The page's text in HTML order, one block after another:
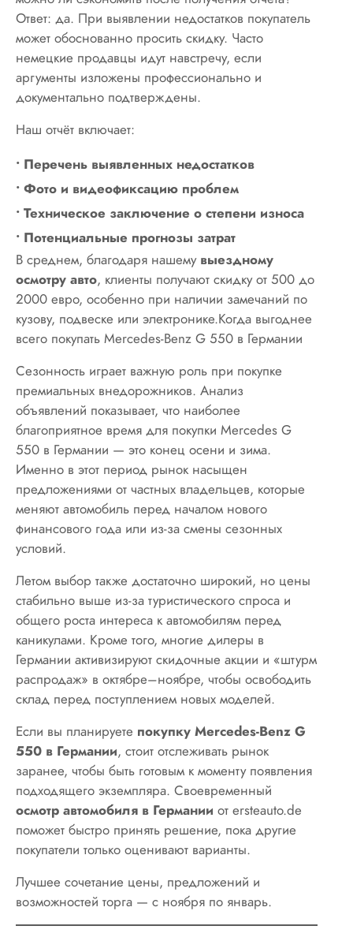
Ответ: да. При выявлении недостатков покупатель
может обоснованно просить скидку. Часто
немецкие продавцы идут навстречу, если
аргументы изложены профессионально и
документально подтверждены.
Наш отчёт включает:
• Перечень выявленных недостатков
• Фото и видеофиксацию проблем
• Техническое заключение о степени износа
• Потенциальные прогнозы затрат
В среднем, благодаря нашему выездному
осмотру авто, клиенты получают скидку от 500 до
2000 евро, особенно при наличии замечаний по
кузову, подвеске или электронике.Когда выгоднее
всего покупать Mercedes-Benz G 550 в Германии
Сезонность играет важную роль при покупке
премиальных внедорожников. Анализ
объявлений показывает, что наиболее
благоприятное время для покупки Mercedes G
550 в Германии — это конец осени и зима.
Именно в этот период рынок насыщен
предложениями от частных владельцев, которые
меняют автомобиль перед началом нового
финансового года или из-за смены сезонных
условий.
Летом выбор также достаточно широкий, но цены
стабильно выше из-за туристического спроса и
общего роста интереса к автомобилям перед
каникулами. Кроме того, многие дилеры в
Германии активизируют скидочные акции и «штурм
распродаж» в октябре–ноябре, чтобы освободить
склад перед поступлением новых моделей.
Если вы планируете покупку Mercedes-Benz G
550 в Германии, стоит отслеживать рынок
заранее, чтобы быть готовым к моменту появления
подходящего экземпляра. Своевременный
осмотр автомобиля в Германии от ersteauto.de
поможет быстро принять решение, пока другие
покупатели только оценивают варианты.
Лучшее сочетание цены, предложений и
возможностей торга — с ноября по январь.